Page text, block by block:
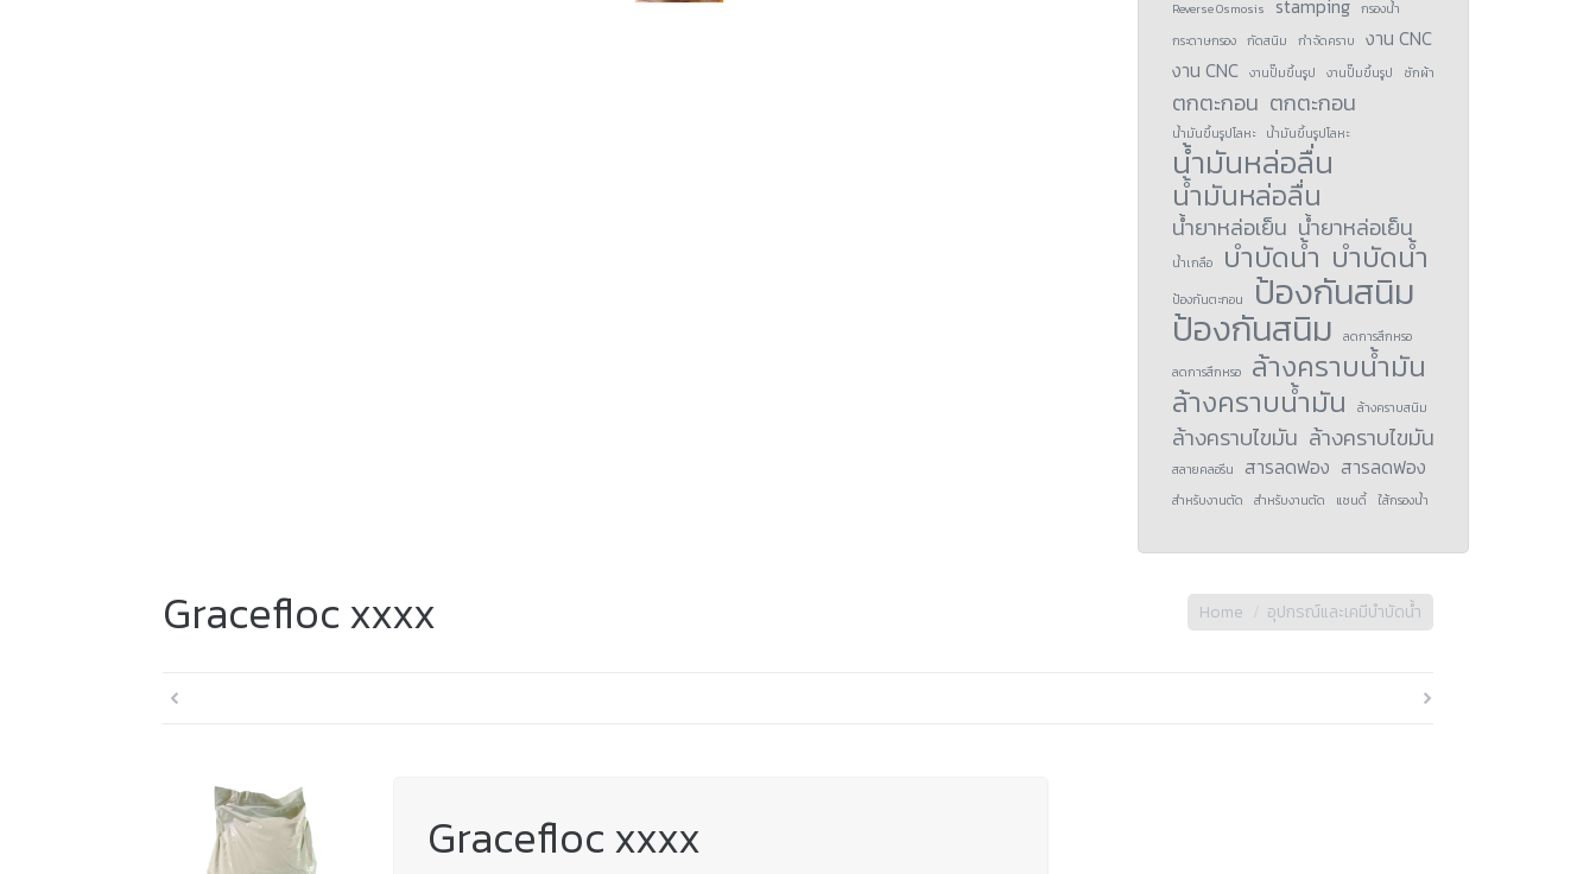
Reverse Osmosis stamping กรองน้ำ
กระดาษกรอง กัดสนิม กำจัดคราบ
งาน CNC
งาน CNC
งานปั๊มขึ้นรูป งานปั๊มขึ้นรูป ซักผ้า
ตกตะกอน ตกตะกอน
น้ำมันขึ้นรูปโลหะ น้ำมันขึ้นรูปโลหะ
น้ำมันหล่อลื่น
น้ำมันหล่อลื่น
น้ำยาหล่อเย็น น้ำยาหล่อเย็น
น้ำเกลือ บำบัดน้ำ บำบัดน้ำ
ป้องกันตะกอน ป้องกันสนิม
ป้องกันสนิม
ลดการสึกหรอ
ลดการสึกหรอ
ล้างคราบน้ำมัน
ล้างคราบน้ำมัน
ล้างคราบสนิม
ล้างคราบไขมัน ล้างคราบไขมัน
สลายคลอรีน สารลดฟอง สารลดฟอง
สำหรับงานตัด สำหรับงานตัด แซนดี้ ใส้กรองน้ำ
Gracefloc xxxx Home อุปกรณ์และเคมีบำบัดน้ำ
Gracefloc xxxx